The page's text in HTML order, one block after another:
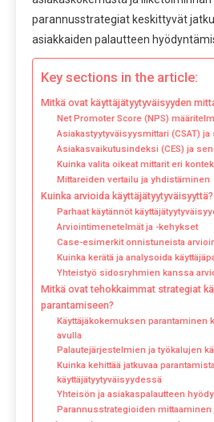
parannusstrategiat keskittyvät
asiakkaiden palautteen
Key sections in the article:
Mitkä ovat käyttäjätyytyväisyyden
Net Promoter Score (NPS)
Asiakastyytyväisyysmittari (CSAT)
Asiakasvaikutusindeksi (CES) ja
Kuinka valita oikeat mittarit eri
Mittareiden vertailu ja yhdistäminen
Kuinka arvioida käyttäjätyytyväisyyttä?
Parhaat käytännöt
Arviointimenetelmät ja -kehykset
Case-esimerkit onnistuneista
Kuinka kerätä ja analysoida
Yhteistyö sidosryhmien kanssa
Mitkä ovat tehokkaimmat strategiat
parantamiseen?
Käyttäjäkokemuksen parantaminen
avulla
Palautejärjestelmien ja työkalujen
Kuinka kehittää jatkuvaa parantamista
käyttäjätyytyväisyydessä
Yhteisön ja asiakaspalautteen
Parannusstrategioiden mittaaminen